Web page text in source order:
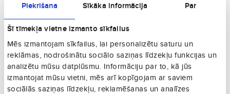
Piekrišana Sīkāka informācija Par
Šī tīmekļa vietne izmanto sīkfailus
Mēs izmantojam sīkfailus, lai personalizētu saturu un
reklāmas, nodrošinātu sociālo saziņas līdzekļu funkcijas un
analizētu mūsu datplūsmu. Informāciju par to, kā jūs
izmantojat mūsu vietni, mēs arī kopīgojam ar saviem
sociālās saziņas līdzekļu, reklamēšanas un analīzes
13. 09., Sv
Vienā virzienā
14. 02., Sv
Vienā virzienā